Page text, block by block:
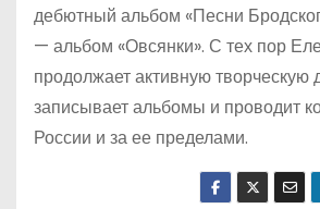
дебютный альбом «Песни
— альбом «Овсянки». С тех пор
продолжает активную творческую
записывает альбомы и проводит
России и за ее пределами.